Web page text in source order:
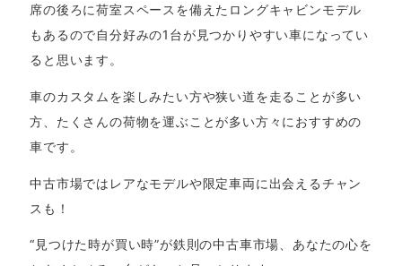
席の後ろに荷室スペースを備えたロングキャビンモデル
もあるので自分好みの1台が見つかりやすい車になってい
ると思います。
車のカスタムを楽しみたい方や狭い道を走ることが多い
方、たくさんの荷物を運ぶことが多い方々におすすめの
車です。
中古市場ではレアなモデルや限定車両に出会えるチャン
スも！
“見つけた時が買い時”が鉄則の中古車市場、あなたの心を